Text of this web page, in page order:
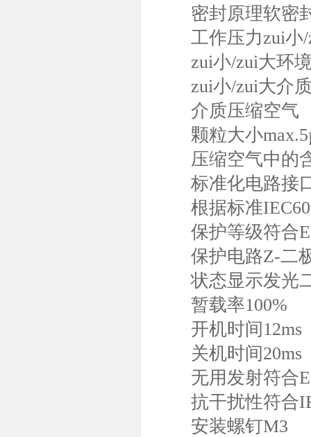
密封原理软密
工作压力zui小/
zui小/zui大环境
zui小/zui大介质
介质压缩空气
颗粒大小
压缩空气中的含
标准化电路接口
根据标准
保护等级符合
保护电路Z-二
状态显示发光
暂载率100%
开机时间12ms
关机时间20ms
无用发射符合
抗干扰性符合
安装螺钉M3